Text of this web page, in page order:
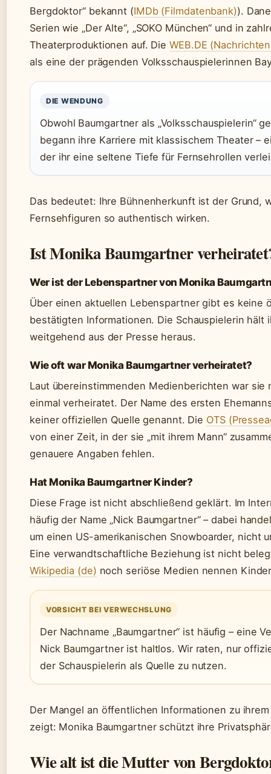
Bergdoktor“ bekannt (IMDb (Filmdatenbank)).
Serien wie „Der Alte“, „SOKO München“ und in
Theaterproduktionen auf. DieWEB.DE
als eine der prägenden Volksschauspielerinnen
DIE WENDUNG
Obwohl Baumgartner als „Volksschauspielerin“
begann ihre Karriere mit klassischem Theater –
der ihr eine seltene Tiefe für Fernsehrollen
Das bedeutet: Ihre Bühnenherkunft ist der Grund,
Fernsehfiguren so authentisch wirken.
Ist Monika Baumgartner
Wer ist der Lebenspartner von Monika
Über einen aktuellen Lebenspartner gibt es keine
bestätigten Informationen. Die Schauspielerin hält
weitgehend aus der Presse heraus.
Wie oft war Monika Baumgartner verheiratet?
Laut übereinstimmenden Medienberichten war sie
einmal verheiratet. Der Name des ersten
keiner offiziellen Quelle genannt. Die OTS
von einer Zeit, in der sie „mit ihrem Mann“
genauere Angaben fehlen.
Hat Monika Baumgartner Kinder?
Diese Frage ist nicht abschließend geklärt. Im
häufig der Name „Nick Baumgartner“ – dabei
um einen US-amerikanischen Snowboarder, nicht
Eine verwandtschaftliche Beziehung ist nicht
Wikipedia (de) noch seriöse Medien nennen
VORSICHT BEI VERWECHSLUNG
Der Nachname „Baumgartner“ ist häufig – eine
Nick Baumgartner ist haltlos. Wir raten, nur
der Schauspielerin als Quelle zu nutzen.
Der Mangel an öffentlichen Informationen zu
zeigt: Monika Baumgartner schützt ihre
Wie alt ist die Mutter von